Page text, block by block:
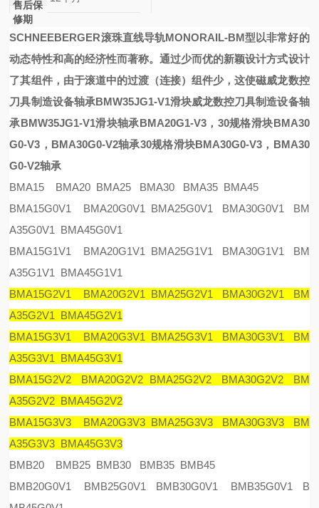
售后保
修期
SCHNEEBERGER滚珠直线导轨MONORAIL-BM型以非常好的
动态特性和高的经济性而著称。通过少而优的新颖设计方式设计
了其组件，由于滚道中的过渡（连接）组件少，这使磁威龙数控
刀具制造设备轴承BMW35JG1-V1滑块威龙数控刀具制造设备轴
承BMW35JG1-V1滑块轴承BMA20G1-V3， 30规格滑块BMA30
G0-V3，BMA30G0-V2轴承30规格滑块BMA30G0-V3，BMA30
G0-V2轴承
BMA15 BMA20 BMA25 BMA30 BMA35 BMA45
BMA15G0V1 BMA20G0V1 BMA25G0V1 BMA30G0V1 BM
A35G0V1 BMA45G0V1
BMA15G1V1 BMA20G1V1 BMA25G1V1 BMA30G1V1 BM
A35G1V1 BMA45G1V1
BMA15G2V1 BMA20G2V1 BMA25G2V1 BMA30G2V1 BM
A35G2V1 BMA45G2V1
BMA15G3V1 BMA20G3V1 BMA25G3V1 BMA30G3V1 BM
A35G3V1 BMA45G3V1
BMA15G2V2 BMA20G2V2 BMA25G2V2 BMA30G2V2 BM
A35G2V2 BMA45G2V2
BMA15G3V3 BMA20G3V3 BMA25G3V3 BMA30G3V3 BM
A35G3V3 BMA45G3V3
BMB20 BMB25 BMB30 BMB35 BMB45
BMB20G0V1 BMB25G0V1 BMB30G0V1 BMB35G0V1 B